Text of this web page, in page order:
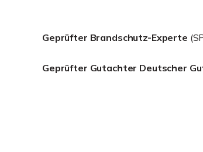
Geprüfter Brandschutz-Experte
Geprüfter Gutachter Deutscher